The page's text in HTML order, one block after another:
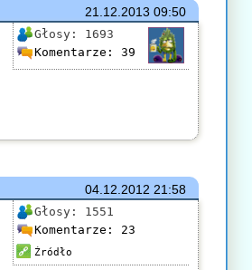
21.12.2013 09:50
Głosy: 1693
Komentarze: 39
04.12.2012 21:58
Głosy: 1551
Komentarze: 23
Źródło